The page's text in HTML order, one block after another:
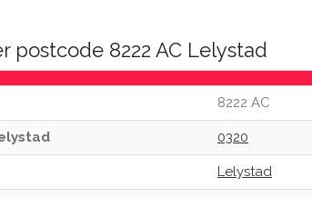
postcode 8222 AC Lelystad
8222 AC
0320
Lelystad